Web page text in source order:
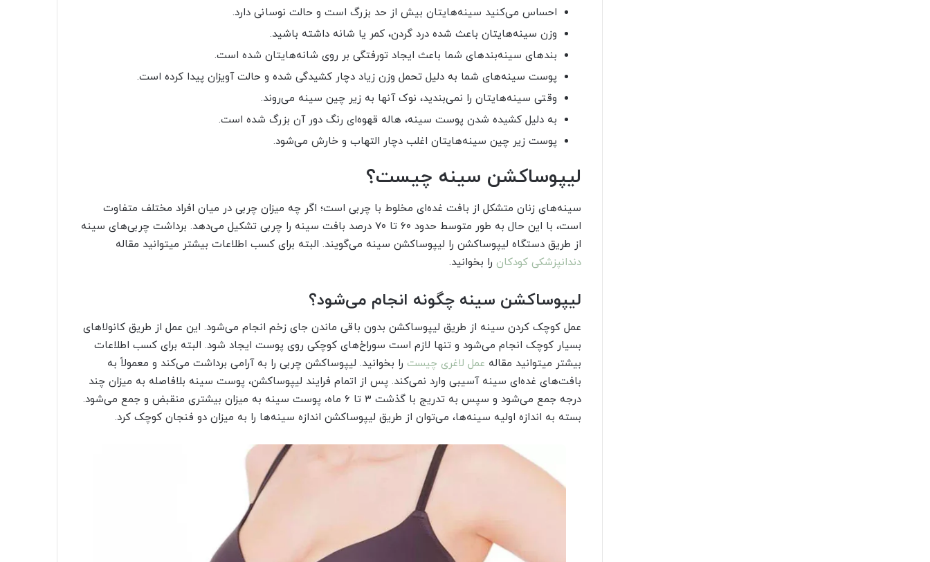
احساس می‌کنید سینه‌هایتان بیش از حد بزرگ است و حالت نوسانی دارد.
وزن سینه‌هایتان باعث شده درد گردن، کمر یا شانه داشته باشید.
بندهای سینه‌بندهای شما باعث ایجاد تورفتگی بر روی شانه‌هایتان شده است.
پوست سینه‌های شما به دلیل تحمل وزن زیاد دچار کشیدگی شده و حالت آویزان پیدا کرده است.
وقتی سینه‌هایتان را نمی‌بندید، نوک آنها به زیر چین سینه می‌روند.
به دلیل کشیده شدن پوست سینه، هاله قهوه‌ای رنگ دور آن بزرگ شده است.
پوست زیر چین سینه‌هایتان اغلب دچار التهاب و خارش می‌شود.
لیپوساکشن سینه چیست؟
سینه‌های زنان متشکل از بافت غده‌ای مخلوط با چربی است؛ اگر چه میزان چربی در میان افراد مختلف متفاوت
است، با این حال به طور متوسط حدود ۶۰ تا ۷۰ درصد بافت سینه را چربی تشکیل می‌دهد. برداشت چربی‌های سینه
از طریق دستگاه لیپوساکشن را لیپوساکشن سینه می‌گویند. البته برای کسب اطلاعات بیشتر میتوانید مقاله
دندانپزشکی کودکان را بخوانید.
لیپوساکشن سینه چگونه انجام می‌شود؟
عمل کوچک کردن سینه از طریق لیپوساکشن بدون باقی ماندن جای زخم انجام می‌شود. این عمل از طریق کانولاهای
بسیار کوچک انجام می‌شود و تنها لازم است سوراخ‌های کوچکی روی پوست ایجاد شود. البته برای کسب اطلاعات
بیشتر میتوانید مقاله عمل لاغری چیست را بخوانید. لیپوساکشن چربی را به آرامی برداشت می‌کند و معمولاً به
بافت‌های غده‌ای سینه آسیبی وارد نمی‌کند. پس از اتمام فرایند لیپوساکشن، پوست سینه بلافاصله به میزان چند
درجه جمع می‌شود و سپس به تدریج با گذشت ۳ تا ۶ ماه، پوست سینه به میزان بیشتری منقبض و جمع می‌شود.
بسته به اندازه اولیه سینه‌ها، می‌توان از طریق لیپوساکشن اندازه سینه‌ها را به میزان دو فنجان کوچک کرد.